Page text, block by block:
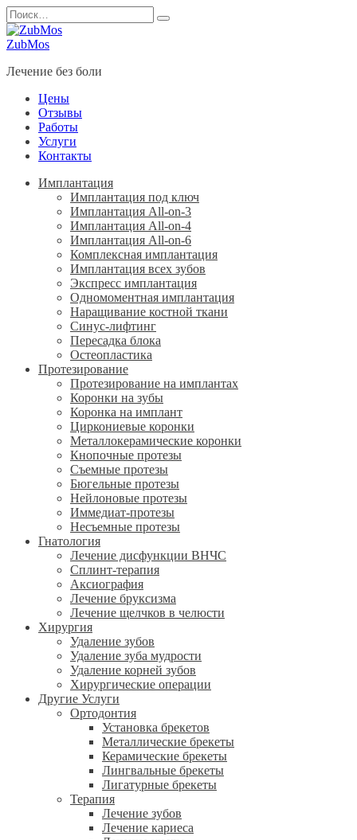
Перейти
к
содержанию
Search
for:
ZubMos
Лечение без боли
Цены
Отзывы
Работы
Услуги
Контакты
Имплантация
Имплантация под ключ
Имплантация All-on-3
Имплантация All-on-4
Имплантация All-on-6
Комплексная имплантация
Имплантация всех зубов
Экспресс имплантация
Одномоментная имплантация
Наращивание костной ткани
Синус-лифтинг
Пересадка блока
Остеопластика
Протезирование
Протезирование на имплантах
Коронки на зубы
Коронка на имплант
Циркониевые коронки
Металлокерамические коронки
Кнопочные протезы
Съемные протезы
Бюгельные протезы
Нейлоновые протезы
Иммедиат-протезы
Несъемные протезы
Гнатология
Лечение дисфункции ВНЧС
Сплинт-терапия
Аксиография
Лечение бруксизма
Лечение щелчков в челюсти
Хирургия
Удаление зубов
Удаление зуба мудрости
Удаление корней зубов
Хирургические операции
Другие Услуги
Ортодонтия
Установка брекетов
Металлические брекеты
Керамические брекеты
Лингвальные брекеты
Лигатурные брекеты
Терапия
Лечение зубов
Лечение кариеса